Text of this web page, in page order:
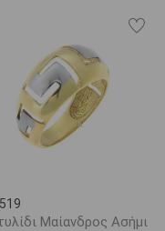
Μαίανδρος Ασήμι